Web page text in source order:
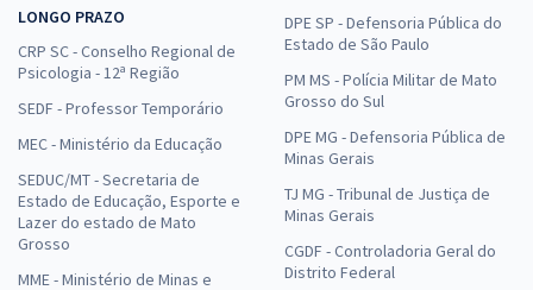
LONGO PRAZO
CRP SC - Conselho Regional de
Psicologia - 12ª Região
SEDF - Professor Temporário
MEC - Ministério da Educação
SEDUC/MT - Secretaria de
Estado de Educação, Esporte e
Lazer do estado de Mato
Grosso
MME - Ministério de Minas e
DPE SP - Defensoria Pública do
Estado de São Paulo
PM MS - Polícia Militar de Mato
Grosso do Sul
DPE MG - Defensoria Pública de
Minas Gerais
TJ MG - Tribunal de Justiça de
Minas Gerais
CGDF - Controladoria Geral do
Distrito Federal